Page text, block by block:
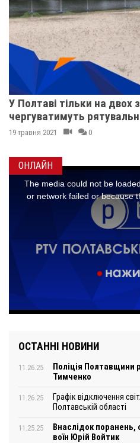
ОНЛАЙН
ОСТАННІ НОВИНИ
11.26.25
Поліція Полтавщини
Тимченко
11.26.25
Графік відключення
Полтавській області
11.25.25
Внаслідок поранень,
воїн Юрій Войтик
У Полтаві тільки на двох
чергуватимуть
19 травня 2021 0